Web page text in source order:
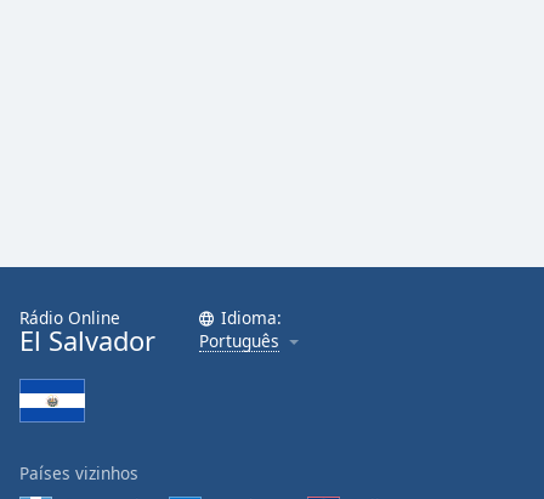
Rádio Online
El Salvador
Idioma:
Português
Países vizinhos